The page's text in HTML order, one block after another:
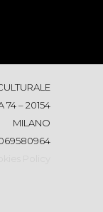
74 – 20154
MILANO